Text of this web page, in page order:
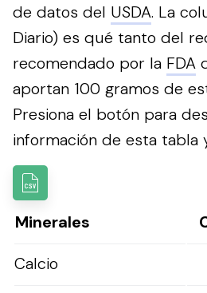
de datos del USDA. La
Diario) es qué tanto del
recomendado por la FDA
aportan 100 gramos de
Presiona el botón para
información de esta tabla
Minerales
Calcio